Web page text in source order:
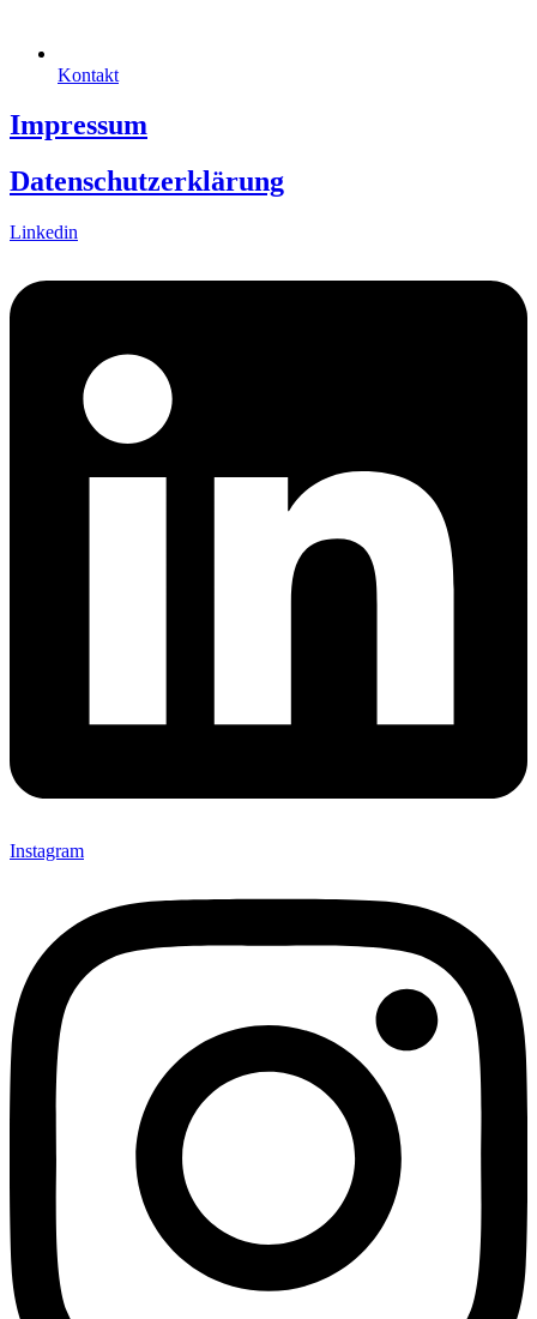
Kontakt
Impressum
Datenschutzerklärung
Linkedin
Instagram